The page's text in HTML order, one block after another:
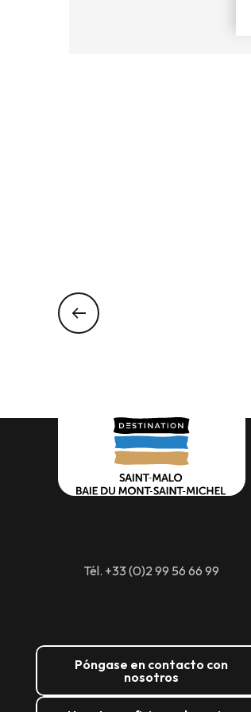
Tél. +33 (0)2 99 56 66 99
Póngase en contacto con
nosotros